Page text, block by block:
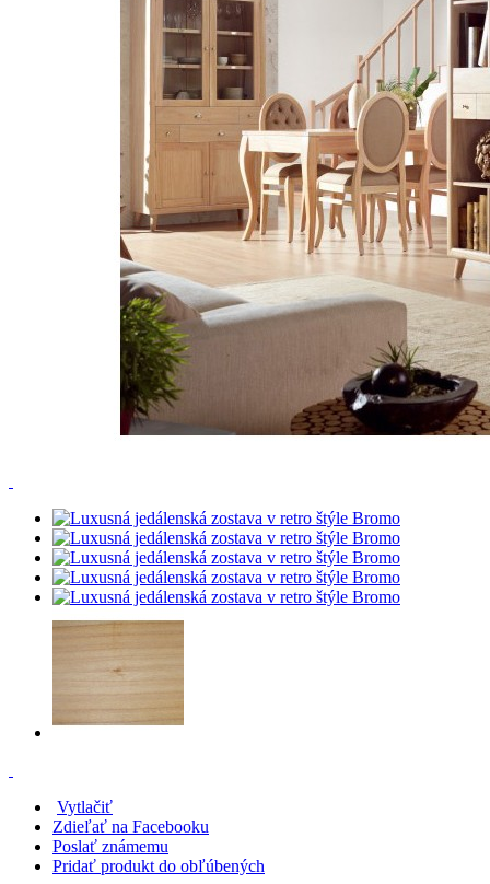
Vytlačiť
Zdieľať na Facebooku
Poslať známemu
Pridať produkt do obľúbených